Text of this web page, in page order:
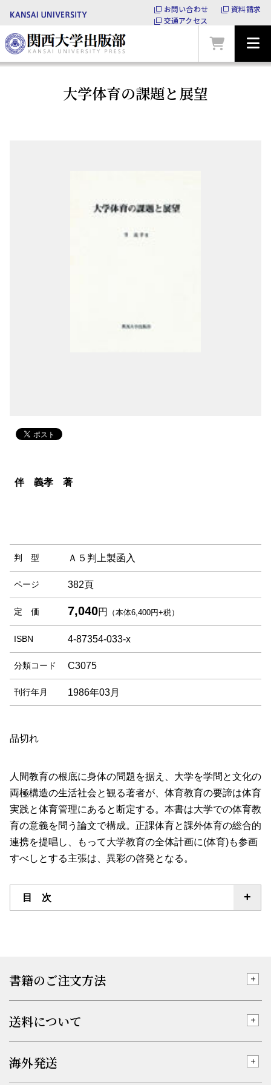
お問い合わせ
資料請求
交通アクセス
大学体育の課題と展望
伴 義孝 著
判 型 Ａ５判上製函入
ページ 382頁
定 価 7,040円 （本体6,400円+税）
ISBN 4-87354-033-x
分類コード C3075
刊行年月 1986年03月
品切れ
人間教育の根底に身体の問題を据え、大学を学問と文化の
両極構造の生活社会と観る著者が、体育教育の要諦は体育
実践と体育管理にあると断定する。本書は大学での体育教
育の意義を問う論文で構成。正課体育と課外体育の総合的
連携を提唱し、もって大学教育の全体計画に(体育)も参画
すべしとする主張は、異彩の啓発となる。
目 次
書籍のご注文方法
送料について
海外発送